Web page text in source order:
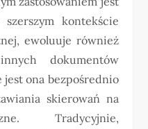
kontekście
ewoluuje również
dokumentów
ona bezpośrednio
skierowań na
Tradycyjnie,